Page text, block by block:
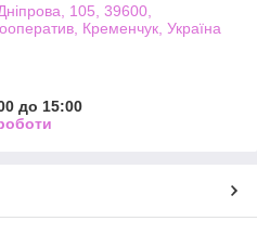
105, 39600,
Кременчук, Україна
до 15:00